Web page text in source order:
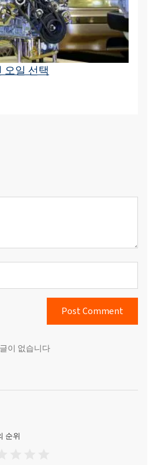
오일 선택
Post Comment
이 없습니다
순위